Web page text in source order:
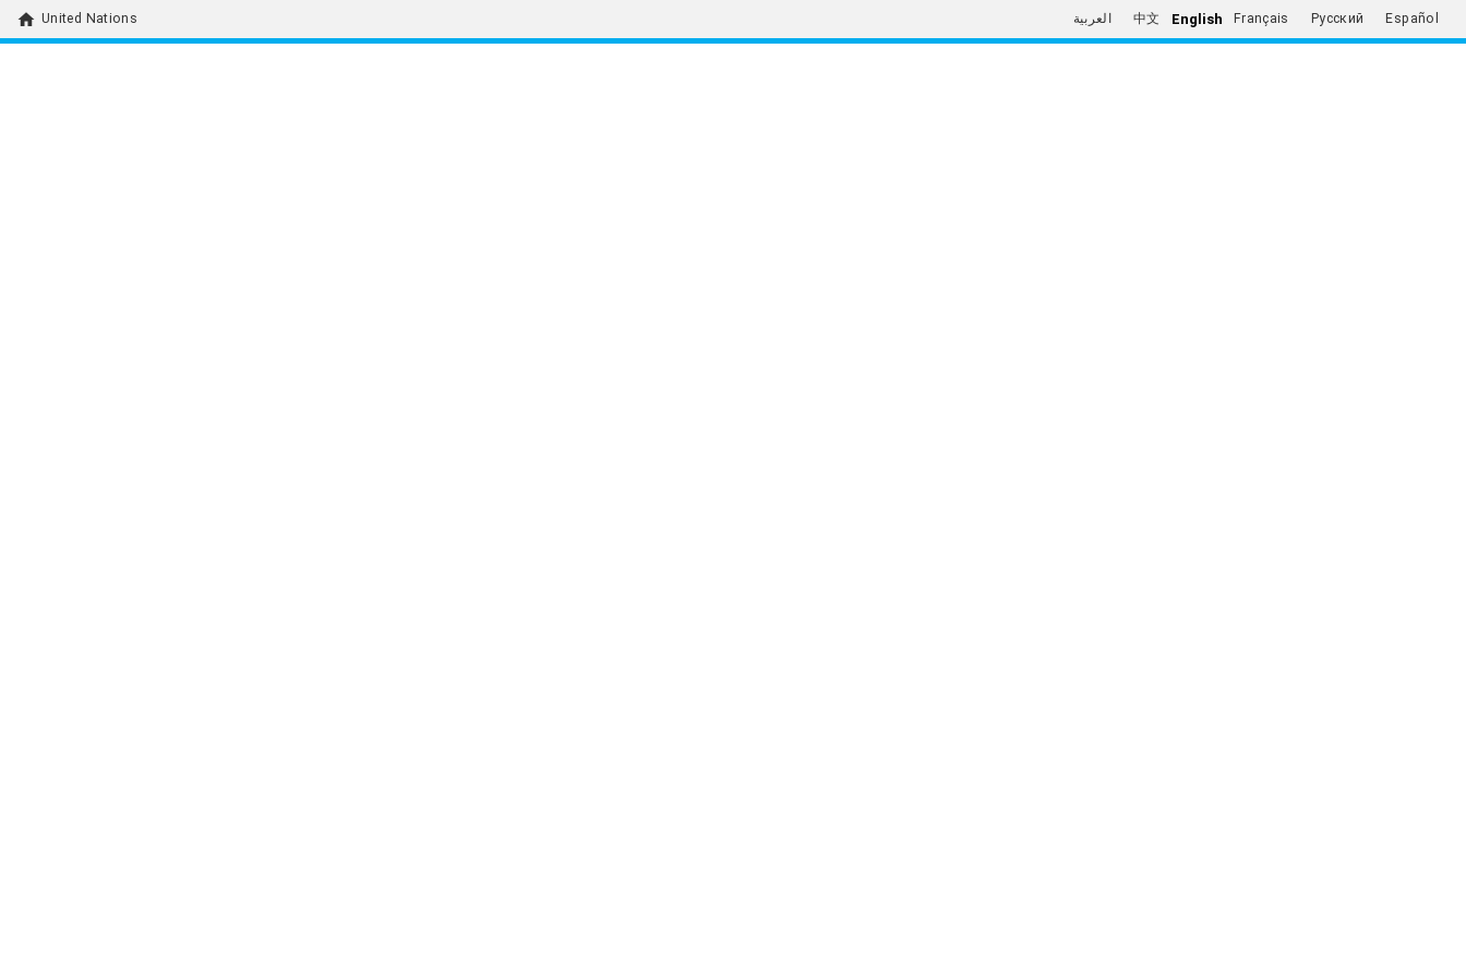
home United Nations العربية 中文 English Français Русский Español